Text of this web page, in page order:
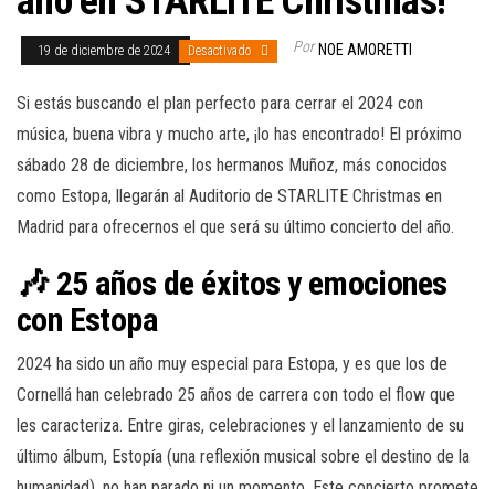
19 de diciembre de 2024 Desactivado Por NOE AMORETTI
Si estás buscando el plan perfecto para cerrar el 2024 con
música, buena vibra y mucho arte, ¡lo has encontrado! El próximo
sábado 28 de diciembre, los hermanos Muñoz, más conocidos
como Estopa, llegarán al Auditorio de STARLITE Christmas en
Madrid para ofrecernos el que será su último concierto del año.
🎶 25 años de éxitos y emociones
con Estopa
2024 ha sido un año muy especial para Estopa, y es que los de
Cornellá han celebrado 25 años de carrera con todo el flow que
les caracteriza. Entre giras, celebraciones y el lanzamiento de su
último álbum, Estopía (una reflexión musical sobre el destino de la